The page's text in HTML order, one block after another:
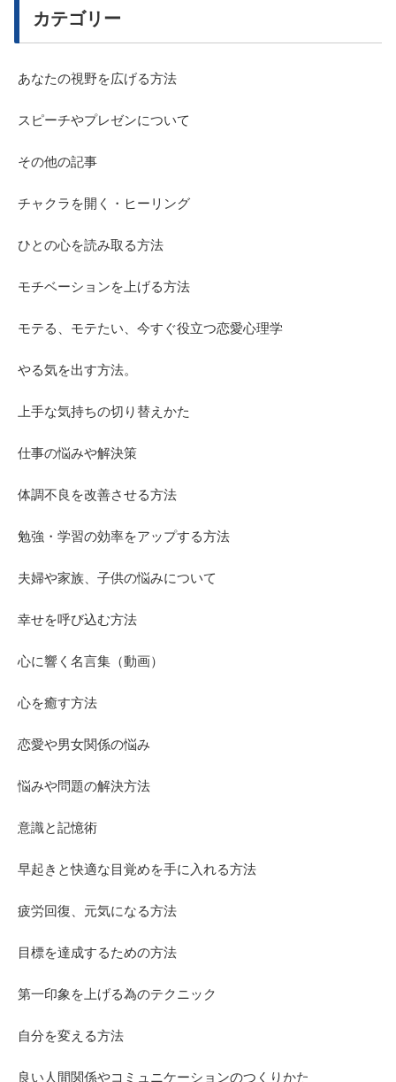
カテゴリー
あなたの視野を広げる方法
スピーチやプレゼンについて
その他の記事
チャクラを開く・ヒーリング
ひとの心を読み取る方法
モチベーションを上げる方法
モテる、モテたい、今すぐ役立つ恋愛心理学
やる気を出す方法。
上手な気持ちの切り替えかた
仕事の悩みや解決策
体調不良を改善させる方法
勉強・学習の効率をアップする方法
夫婦や家族、子供の悩みについて
幸せを呼び込む方法
心に響く名言集（動画）
心を癒す方法
恋愛や男女関係の悩み
悩みや問題の解決方法
意識と記憶術
早起きと快適な目覚めを手に入れる方法
疲労回復、元気になる方法
目標を達成するための方法
第一印象を上げる為のテクニック
自分を変える方法
良い人間関係やコミュニケーションのつくりかた